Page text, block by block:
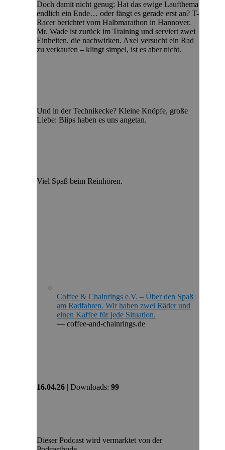
Doch damit nicht genug: Hat das ewige Laufthema
endlich ein Ende… oder fängt es gerade erst an? T-
Racer berichtet vom Halbmarathon in Hannover.
Mr. Wade ist zurück im Training und serviert zwei
Einheiten, die nachwirken. Axel versucht ein Rad
zu verkaufen – klingt simpel, ist es aber nicht.
Und in der Technikecke? Kleine Knöpfe, große
Liebe: Blips haben es uns angetan.
Viel Spaß beim Reinhören.
Coffee & Chainrings e.V. – Über den Spaß
am Radfahren. Wir haben zwei Räder und
einen Kaffee für jede Situation.
— coffee-and-chainrings.de
16.04.26 | Downloads:99
Dieser Podcast wird vermarktet von der